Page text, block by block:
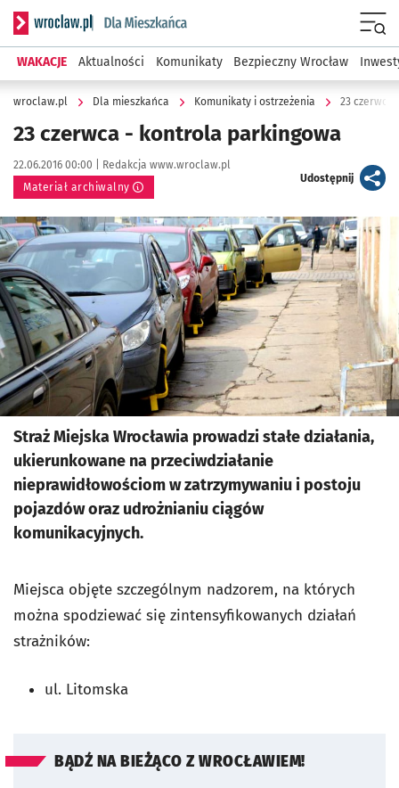
Serwis informacyjny wroclaw.pl podserwis: Dla mieszkańca
WAKACJE Aktualności Komunikaty Bezpieczny Wrocław
wroclaw.pl Dla mieszkańca Komunikaty i ostrzeżenia 23
23 czerwca - kontrola parkingowa
Data publikacji:
22.06.2016 00:00 | Autor:
Redakcja www.wroclaw.pl
Materiał archiwalny
Udostępnijartykuł
Kliknij, aby powiększyć
Straż Miejska Wrocławia prowadzi stałe działania,
ukierunkowane na przeciwdziałanie
nieprawidłowościom w zatrzymywaniu i postoju
pojazdów oraz udrożnianiu ciągów
komunikacyjnych.
Miejsca objęte szczególnym nadzorem, na których
można spodziewać się zintensyfikowanych działań
strażników:
ul. Litomska
BĄDŹ NA BIEŻĄCO Z WROCŁAWIEM!